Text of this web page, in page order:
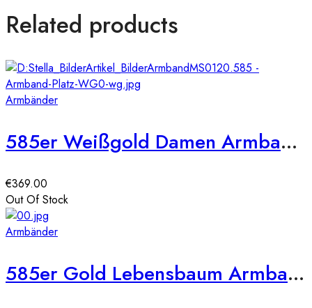
Related products
Armbänder
585er Weißgold Damen Armband Zirkonia Kreis
€369.00
Out Of Stock
Armbänder
585er Gold Lebensbaum Armband 19 cm